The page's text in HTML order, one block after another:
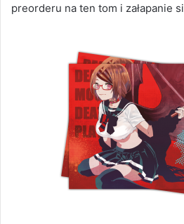
preorderu na ten tom i załapanie